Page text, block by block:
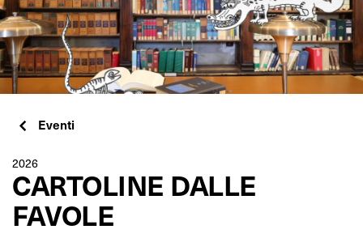
Eventi
2026
CARTOLINE DALLE
FAVOLE